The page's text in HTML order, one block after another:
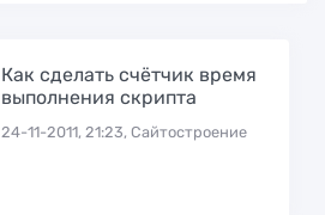
Как сделать счётчик время
выполнения скрипта
24-11-2011, 21:23, Сайтостроение